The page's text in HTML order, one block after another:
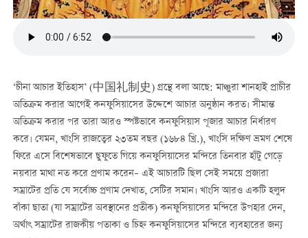
‘চীনা আচার ইতিহাস’ (中国礼制史) গ্রন্থে বলা আছে: মাঞ্চুরা শানহাই প্রাচীর
অতিক্রম করার আগেই কনফুসিয়াসের উদ্দেশে আচার অনুষ্ঠান করত। সীমান্ত
অতিক্রম করার পর তারা আরও স্পষ্টভাবে কনফুসিয়াস পূজার আচার নির্ধারণ
করে। যেমন, খাংসি রাজত্বের ২৩তম বছর (১৬৮৪ খ্রি.), খাংসি দক্ষিণ ভ্রমণ শেষে
ফিরে এসে বিশেষভাবে ছুফুতে গিয়ে কনফুসিয়াসের মন্দিরে তিনবার হাঁটু গেড়ে
নয়বার মাথা নত করে প্রণাম করেন– এই আচারটি ছিল সেই সময়ে প্রজারা
সম্রাটের প্রতি যে সর্বোচ্চ প্রণাম দেখাত, সেটির সমান। খাংসি আরও একটি হলুদ
বাঁকা ছাতা (যা সম্রাটের অবস্থানের প্রতীক) কনফুসিয়াসের মন্দিরে উপহার দেন,
অর্থাৎ সম্রাটের রাজকীয় পতাকা ও চিহ্ন কনফুসিয়াসের মন্দিরে ব্যবহারের জন্য